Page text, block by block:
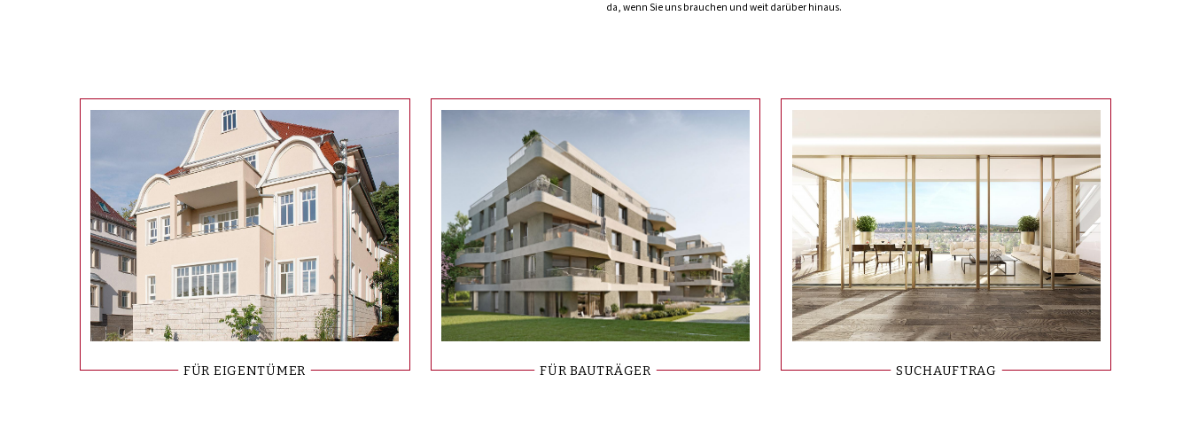
da, wenn Sie uns brauchen und weit darüber hinaus.
FÜR EIGENTÜMER FÜR BAUTRÄGER SUCHAUFTRAG